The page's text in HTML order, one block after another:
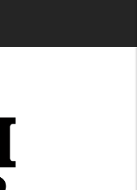
mọc của lông khi có